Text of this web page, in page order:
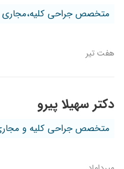
متخصص جراحی کلیه،مجاری
هفت تیر
دکتر سهیلا پیرو
متخصص جراحی کلیه و مجاری